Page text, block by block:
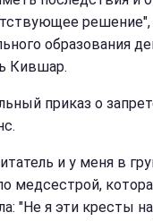
решение",
образования
Кившар.
приказ о
и у меня в
медсестрой,
"Не я эти кресты